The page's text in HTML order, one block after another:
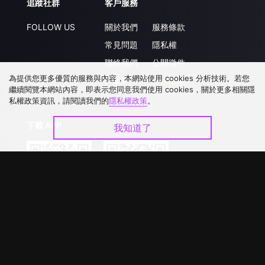
追蹤社群
FOLLOW US
客戶服務
關於我們
常見問題
聯絡我們
升級VIP
服務條款
隱私權
公開徵件
合作洽談
為提供您更多優質的服務與內容，本網站使用 cookies 分析技術。若您
繼續閱覽本網站內容，即表示您同意我們使用 cookies，關於更多相關隱
私權政策資訊，請閱讀我們的隱私權政策。
我知道了